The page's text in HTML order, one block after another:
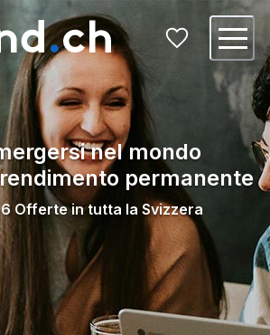
nel mondo
permanente
Offerte in tutta la Svizzera